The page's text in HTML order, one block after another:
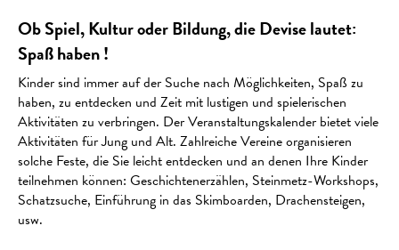
Ob Spiel, Kultur oder Bildung, die Devise lautet:
Spaß haben !
Kinder sind immer auf der Suche nach Möglichkeiten, Spaß zu
haben, zu entdecken und Zeit mit lustigen und spielerischen
Aktivitäten zu verbringen. Der Veranstaltungskalender bietet viele
Aktivitäten für Jung und Alt. Zahlreiche Vereine organisieren
solche Feste, die Sie leicht entdecken und an denen Ihre Kinder
teilnehmen können: Geschichtenerzählen, Steinmetz-Workshops,
Schatzsuche, Einführung in das Skimboarden, Drachensteigen,
usw.